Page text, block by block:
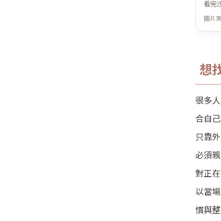
看完
圖片
想
很多
合自
只靠
必須
對正
以當
慣與